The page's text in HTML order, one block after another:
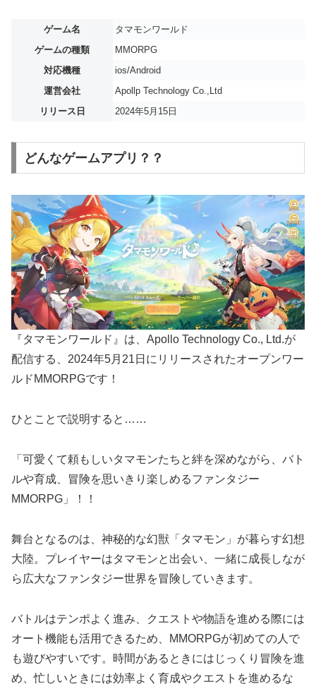
ゲーム名
タマモンワールド
ゲームの種類
MMORPG
対応機種
ios/Android
運営会社
Apollp Technology Co.,Ltd
リリース日
2024年5月15日
どんなゲームアプリ？？
『タマモンワールド』は、Apollo Technology Co., Ltd.が
配信する、2024年5月21日にリリースされたオープンワー
ルドMMORPGです！
ひとことで説明すると……
「可愛くて頼もしいタマモンたちと絆を深めながら、バト
ルや育成、冒険を思いきり楽しめるファンタジー
MMORPG」！！
舞台となるのは、神秘的な幻獣「タマモン」が暮らす幻想
大陸。プレイヤーはタマモンと出会い、一緒に成長しなが
ら広大なファンタジー世界を冒険していきます。
バトルはテンポよく進み、クエストや物語を進める際には
オート機能も活用できるため、MMORPGが初めての人で
も遊びやすいです。時間があるときにはじっくり冒険を進
め、忙しいときには効率よく育成やクエストを進めるな